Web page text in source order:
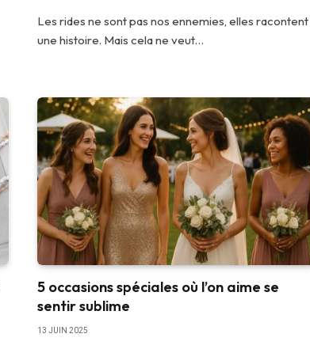
Les rides ne sont pas nos ennemies, elles racontent
une histoire. Mais cela ne veut…
5 occasions spéciales où l’on aime se
sentir sublime
13 JUIN 2025